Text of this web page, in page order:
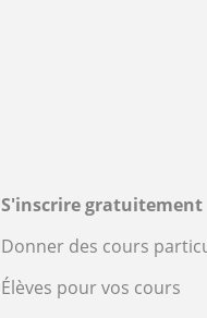
S'inscrire gratuitement
Donner des cours
Élèves pour vos cours